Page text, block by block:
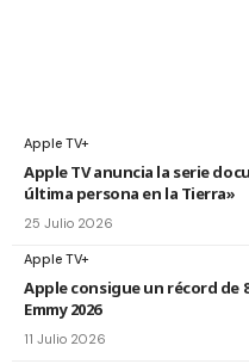
Apple TV+
Apple TV anuncia la serie
última persona en la Tierra»
25 Julio 2026
Apple TV+
Apple consigue un récord de
Emmy 2026
11 Julio 2026